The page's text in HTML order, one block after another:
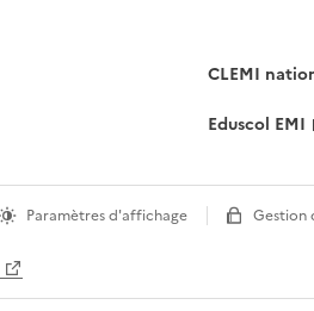
CLEMI
Eduscol EMI
Paramètres d'affichage Gestion